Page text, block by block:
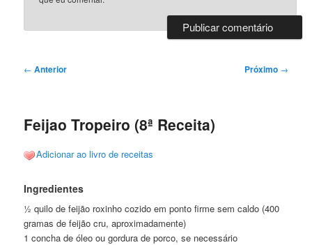
Navegação
← Anterior Próximo →
Feijao Tropeiro (8ª Receita)
Adicionar ao livro de receitas
Ingredientes
½ quilo de feijão roxinho cozido em ponto firme sem caldo (400
gramas de feijão cru, aproximadamente)
1 concha de óleo ou gordura de porco, se necessário